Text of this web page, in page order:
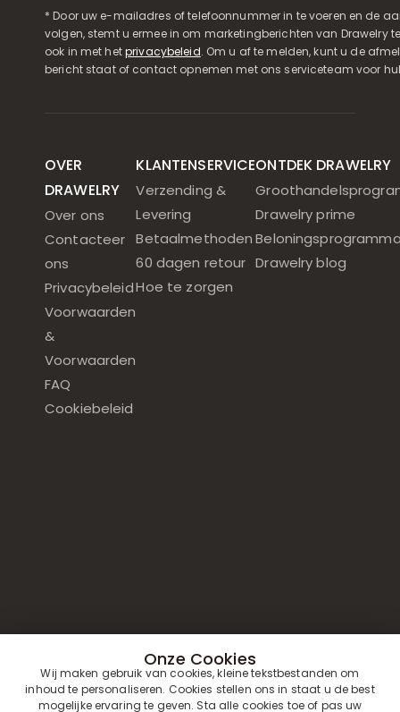
* Door uw e-mailadres of telefoonnummer in te voeren en de
volgen, stemt u ermee in om marketingberichten van Drawelry
ook in met hetprivacybeleid. Om u af te melden, kunt u de
bericht staat of contact opnemen met ons serviceteam voor
OVER
DRAWELRY
Over ons
Contacteer
ons
Privacybeleid
Voorwaarden
&
Voorwaarden
FAQ
Cookiebeleid
KLANTENSERVICE
Verzending &
Levering
Betaalmethoden
60 dagen retour
Hoe te zorgen
ONTDEK DRAWELRY
Drawelry prime
Drawelry blog
Onze Cookies
Wij maken gebruik van cookies, kleine tekstbestanden om
inhoud te personaliseren. Cookies stellen ons in staat u de best
mogelijke ervaring te geven. Sta alle cookies toe of pas uw